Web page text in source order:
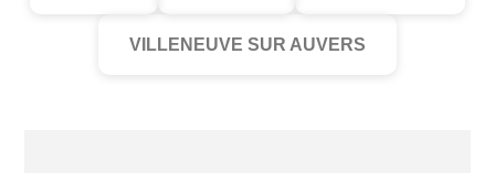
VILLENEUVE SUR AUVERS